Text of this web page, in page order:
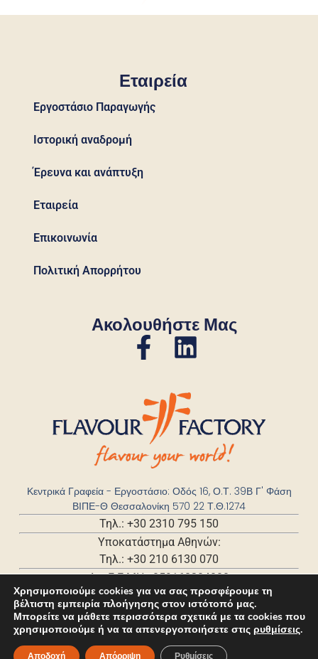
Κεντρικά Γραφεία - Εργοστάσιο: Οδός 16, Ο.Τ. 39Β Γ' Φάση
ΒΙΠΕ-Θ Θεσσαλονίκη 570 22 Τ.Θ.1274
Τηλ.: +30 2310 795 150
Υποκατάστημα Αθηνών:
Τηλ.: +30 210 6130 070
Αρ. Γ.Ε.ΜΗ.: 059168204000
Εταιρεία
Εργοστάσιο Παραγωγής
Ιστορική αναδρομή
Έρευνα και ανάπτυξη
Εταιρεία
Επικοινωνία
Πολιτική Απορρήτου
Ακολουθήστε Μας
Χρησιμοποιούμε cookies για να σας προσφέρουμε τη
βέλτιστη εμπειρία πλοήγησης στον ιστότοπό μας.
Μπορείτε να μάθετε περισσότερα σχετικά με τα cookies που
χρησιμοποιούμε ή να τα απενεργοποιήσετε στις ρυθμίσεις.
Αποδοχή Απόρριψη Ρυθμίσεις